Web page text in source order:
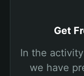
Get
In the
we have